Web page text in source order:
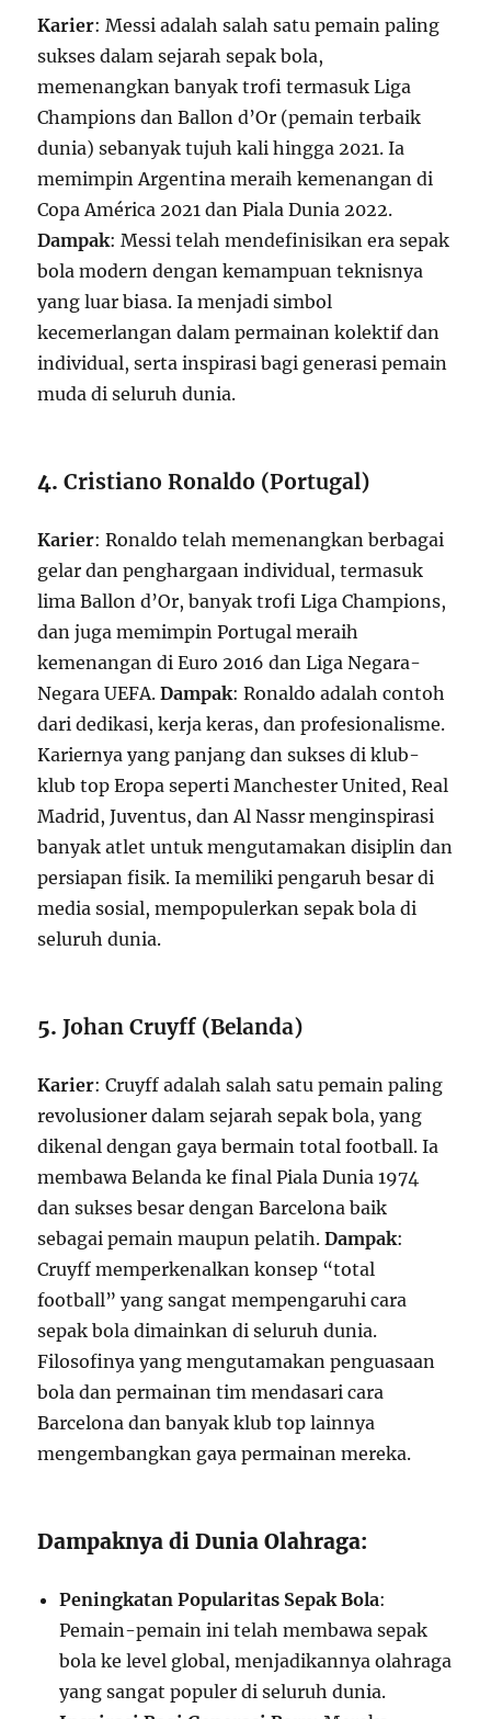
Karier: Messi adalah salah satu pemain paling
sukses dalam sejarah sepak bola,
memenangkan banyak trofi termasuk Liga
Champions dan Ballon d’Or (pemain terbaik
dunia) sebanyak tujuh kali hingga 2021. Ia
memimpin Argentina meraih kemenangan di
Copa América 2021 dan Piala Dunia 2022.
Dampak: Messi telah mendefinisikan era sepak
bola modern dengan kemampuan teknisnya
yang luar biasa. Ia menjadi simbol
kecemerlangan dalam permainan kolektif dan
individual, serta inspirasi bagi generasi pemain
muda di seluruh dunia.
4.Cristiano Ronaldo (Portugal)
Karier: Ronaldo telah memenangkan berbagai
gelar dan penghargaan individual, termasuk
lima Ballon d’Or, banyak trofi Liga Champions,
dan juga memimpin Portugal meraih
kemenangan di Euro 2016 dan Liga Negara-
Negara UEFA.Dampak: Ronaldo adalah contoh
dari dedikasi, kerja keras, dan profesionalisme.
Kariernya yang panjang dan sukses di klub-
klub top Eropa seperti Manchester United, Real
Madrid, Juventus, dan Al Nassr menginspirasi
banyak atlet untuk mengutamakan disiplin dan
persiapan fisik. Ia memiliki pengaruh besar di
media sosial, mempopulerkan sepak bola di
seluruh dunia.
5.Johan Cruyff (Belanda)
Karier: Cruyff adalah salah satu pemain paling
revolusioner dalam sejarah sepak bola, yang
dikenal dengan gaya bermain total football. Ia
membawa Belanda ke final Piala Dunia 1974
dan sukses besar dengan Barcelona baik
sebagai pemain maupun pelatih.Dampak:
Cruyff memperkenalkan konsep “total
football” yang sangat mempengaruhi cara
sepak bola dimainkan di seluruh dunia.
Filosofinya yang mengutamakan penguasaan
bola dan permainan tim mendasari cara
Barcelona dan banyak klub top lainnya
mengembangkan gaya permainan mereka.
Dampaknya di Dunia Olahraga:
Peningkatan Popularitas Sepak Bola:
Pemain-pemain ini telah membawa sepak
bola ke level global, menjadikannya olahraga
yang sangat populer di seluruh dunia.